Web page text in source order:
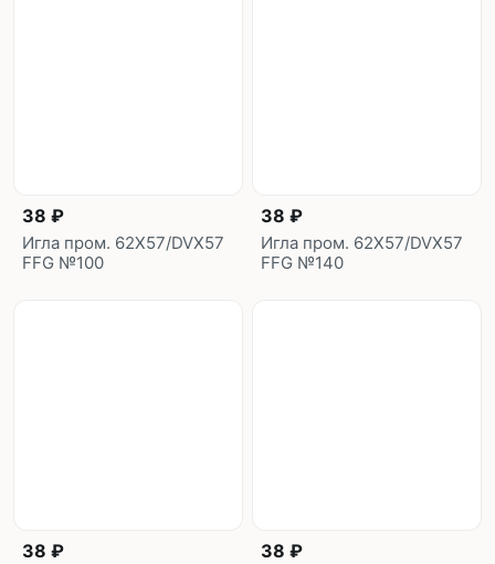
38 ₽
Игла пром. 62X57/DVX57
FFG №100
38 ₽
Игла пром. 62X57/DVX57
FFG №140
38 ₽ 38 ₽